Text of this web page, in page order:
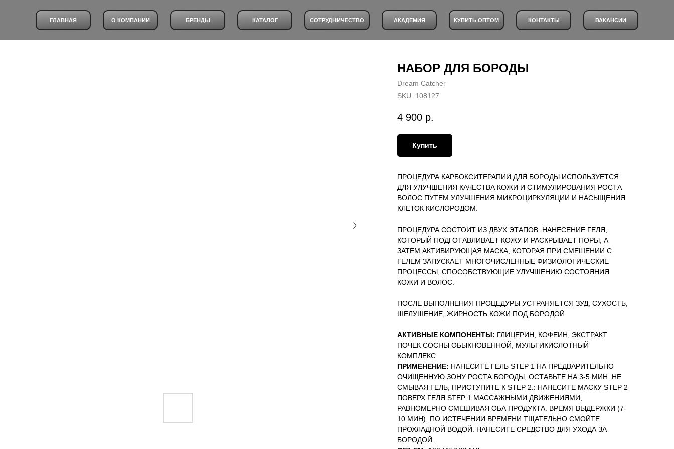
СОТРУДНИЧЕСТВО
КАТАЛОГ
БРЕНДЫ
О КОМПАНИИ
ГЛАВНАЯ АКАДЕМИЯ КУПИТЬ ОПТОМ КОНТАКТЫ ВАКАНСИИ
НАБОР ДЛЯ БОРОДЫ
Dream Catcher
SKU: 108127
4 900 р.
Купить
ПРОЦЕДУРА КАРБОКСИТЕРАПИИ ДЛЯ БОРОДЫ ИСПОЛЬЗУЕТСЯ
ДЛЯ УЛУЧШЕНИЯ КАЧЕСТВА КОЖИ И СТИМУЛИРОВАНИЯ РОСТА
ВОЛОС ПУТЕМ УЛУЧШЕНИЯ МИКРОЦИРКУЛЯЦИИ И НАСЫЩЕНИЯ
КЛЕТОК КИСЛОРОДОМ.
ПРОЦЕДУРА СОСТОИТ ИЗ ДВУХ ЭТАПОВ: НАНЕСЕНИЕ ГЕЛЯ,
КОТОРЫЙ ПОДГОТАВЛИВАЕТ КОЖУ И РАСКРЫВАЕТ ПОРЫ, А
ЗАТЕМ АКТИВИРУЮЩАЯ МАСКА, КОТОРАЯ ПРИ СМЕШЕНИИ С
ГЕЛЕМ ЗАПУСКАЕТ МНОГОЧИСЛЕННЫЕ ФИЗИОЛОГИЧЕСКИЕ
ПРОЦЕССЫ, СПОСОБСТВУЮЩИЕ УЛУЧШЕНИЮ СОСТОЯНИЯ
КОЖИ И ВОЛОС.
ПОСЛЕ ВЫПОЛНЕНИЯ ПРОЦЕДУРЫ УСТРАНЯЕТСЯ ЗУД, СУХОСТЬ,
ШЕЛУШЕНИЕ, ЖИРНОСТЬ КОЖИ ПОД БОРОДОЙ
АКТИВНЫЕ КОМПОНЕНТЫ: ГЛИЦЕРИН, КОФЕИН, ЭКСТРАКТ
ПОЧЕК СОСНЫ ОБЫКНОВЕННОЙ, МУЛЬТИКИСЛОТНЫЙ
КОМПЛЕКС
ПРИМЕНЕНИЕ: НАНЕСИТЕ ГЕЛЬ STEP 1 НА ПРЕДВАРИТЕЛЬНО
ОЧИЩЕННУЮ ЗОНУ РОСТА БОРОДЫ, ОСТАВЬТЕ НА 3-5 МИН. НЕ
СМЫВАЯ ГЕЛЬ, ПРИСТУПИТЕ К STEP 2.: НАНЕСИТЕ МАСКУ STEP 2
ПОВЕРХ ГЕЛЯ STEP 1 МАССАЖНЫМИ ДВИЖЕНИЯМИ,
РАВНОМЕРНО СМЕШИВАЯ ОБА ПРОДУКТА. ВРЕМЯ ВЫДЕРЖКИ (7-
10 МИН). ПО ИСТЕЧЕНИИ ВРЕМЕНИ ТЩАТЕЛЬНО СМОЙТЕ
ПРОХЛАДНОЙ ВОДОЙ. НАНЕСИТЕ СРЕДСТВО ДЛЯ УХОДА ЗА
БОРОДОЙ.